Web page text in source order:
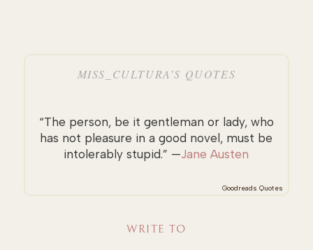
MISS_CULTURA’S QUOTES
“The person, be it gentleman or lady, who
has not pleasure in a good novel, must be
intolerably stupid.” —Jane Austen
Goodreads Quotes
WRITE TO